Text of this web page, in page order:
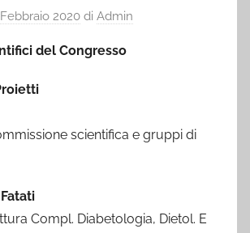
2020 di Admin
del Congresso
scientifica e gruppi di
Compl. Diabetologia, Dietol. E